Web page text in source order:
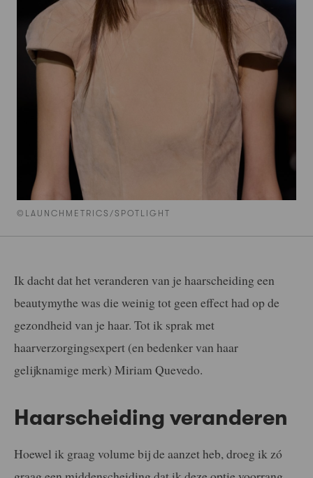
©LAUNCHMETRICS/SPOTLIGHT
Ik dacht dat het veranderen van je haarscheiding een
beautymythe was die weinig tot geen effect had op de
gezondheid van je haar. Tot ik sprak met
haarverzorgingsexpert (en bedenker van haar
gelijknamige merk) Miriam Quevedo.
Haarscheiding veranderen
Hoewel ik graag volume bij de aanzet heb, droeg ik zó